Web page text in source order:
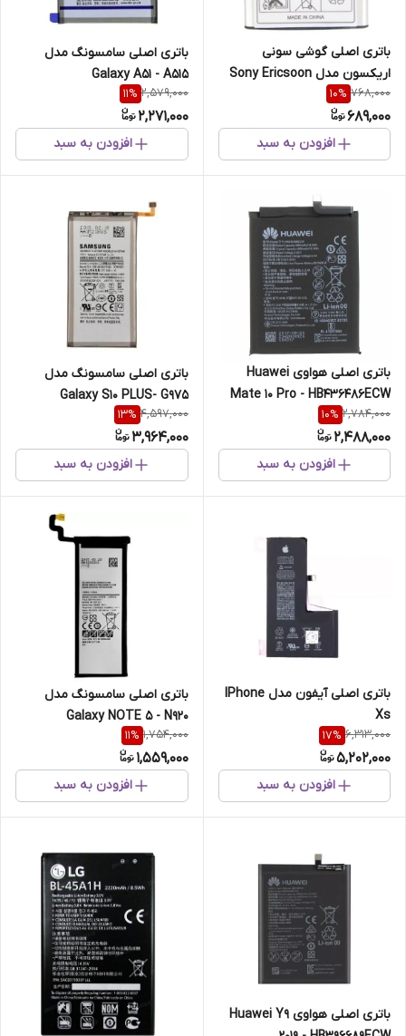
باتری اصلی گوشی سونی
اریکسون مدل Sony Ericsoon
K800 - BST33
768,000
10%
689,000
افزودن به سبد
باتری اصلی سامسونگ مدل
Galaxy A51 - A515
2,579,000
11%
2,271,000
افزودن به سبد
باتری اصلی هواوی Huawei
Mate 10 Pro - HB436486ECW
2,784,000
10%
2,488,000
افزودن به سبد
باتری اصلی سامسونگ مدل
Galaxy S10 PLUS- G975
4,597,000
13%
3,964,000
افزودن به سبد
باتری اصلی آیفون مدل IPhone
Xs
6,313,000
17%
5,202,000
افزودن به سبد
باتری اصلی سامسونگ مدل
Galaxy NOTE 5 - N920
1,754,000
11%
1,559,000
افزودن به سبد
باتری اصلی هواوی Huawei Y9